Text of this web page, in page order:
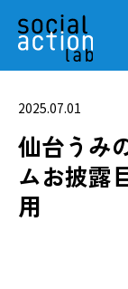
2025.07.01
仙台うみ
ムお披露
用